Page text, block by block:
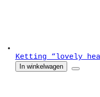
Ketting “lovely
In winkelwagen